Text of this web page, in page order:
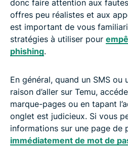
donc faire attention aux
offres peu réalistes et aux
est important de vous
stratégies à utiliser pour
phishing.
En général, quand un SMS ou
raison d’aller sur Temu,
marque-pages ou en tapant
onglet est judicieux. Si vous
informations sur une page de
immédiatement de mot de